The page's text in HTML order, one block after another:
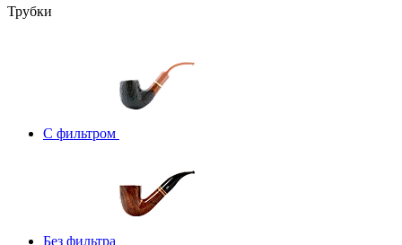
Трубки
С фильтром
Без фильтра